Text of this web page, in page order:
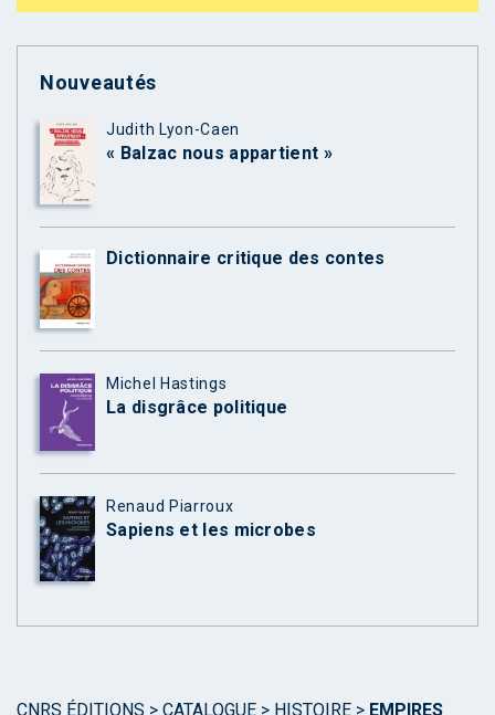
Nouveautés
Judith Lyon-Caen
« Balzac nous appartient »
Dictionnaire critique des contes
Michel Hastings
La disgrâce politique
Renaud Piarroux
Sapiens et les microbes
CNRS ÉDITIONS > CATALOGUE > HISTOIRE > EMPIRES